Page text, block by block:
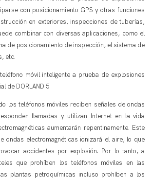
con posicionamiento GPS y otras funciones
en exteriores, inspecciones de tuberías,
combinar con diversas aplicaciones, como el
de posicionamiento de inspección, el sistema de
etc.
los teléfonos móviles reciben señales de ondas
llamadas y utilizan Internet en la vida
aumentarán repentinamente. Este
ondas electromagnéticas ionizará el aire, lo que
accidentes por explosión. Por lo tanto, a
que prohíben los teléfonos móviles en las
plantas petroquímicas incluso prohíben a los